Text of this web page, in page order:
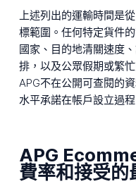
上述列出的運輸時間是
標範圍。任何特定貨件
國家、目的地清關速度
排，以及公眾假期或繁
APG不在公開可查閱的
水平承諾在帳戶設立過
APG
費率和接受的